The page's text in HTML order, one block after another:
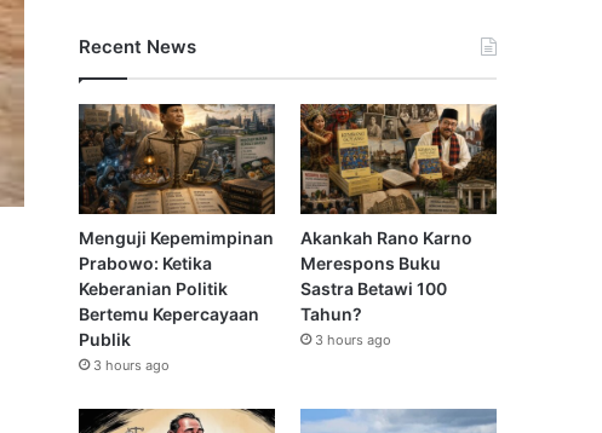
Recent News
Menguji Kepemimpinan
Prabowo: Ketika
Keberanian Politik
Bertemu Kepercayaan
Publik
3 hours ago
Akankah Rano Karno
Merespons Buku
Sastra Betawi 100
Tahun?
3 hours ago